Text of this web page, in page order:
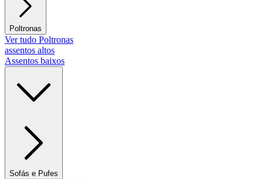
Poltronas
Ver tudo Poltronas
assentos altos
Assentos baixos
Sofás e Pufes